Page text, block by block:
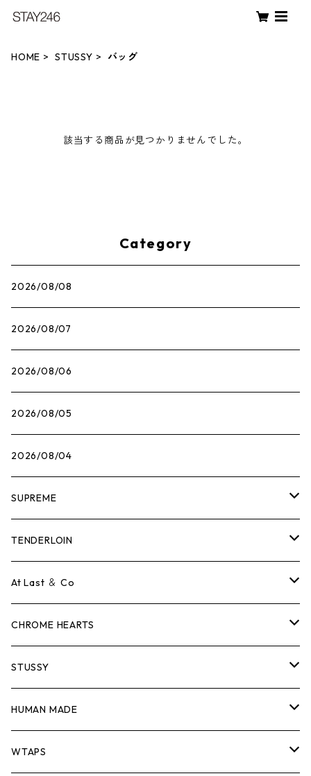
HOME STUSSY バッグ
該当する商品が見つかりませんでした。
Category
2026/08/08
2026/08/07
2026/08/06
2026/08/05
2026/08/04
SUPREME
Tシャツ
ロンTEE
スウェット/ニット
シャツ
ジャケット
パンツ
TENDERLOIN
Tシャツ
ロンTEE
スウェット/ニット
シャツ
ジャケット
At Last ＆ Co
Tシャツ
ロンTEE
スウェット/ニット
シャツ
CHROME HEARTS
Tシャツ
ロンTEE
スウェット/ニット
STUSSY
Tシャツ
ロンTEE
HUMAN MADE
Tシャツ
WTAPS